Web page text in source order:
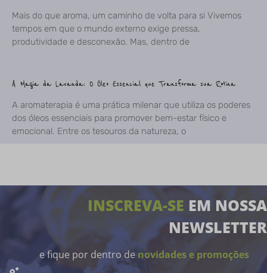
Mais do que aroma, um caminho de volta para si Vivemos
tempos em que o mundo externo exige pressa,
produtividade e desconexão. Mas, dentro de
A Magia da Lavanda: O Óleo Essencial que Transforma sua Rotina
A aromaterapia é uma prática milenar que utiliza os poderes
dos óleos essenciais para promover bem-estar físico e
emocional. Entre os tesouros da natureza, o
INSCREVA-SE EM NOSSA
NEWSLETTER
e fique por dentro de novidades e promoções